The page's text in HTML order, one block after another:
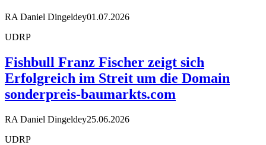
RA Daniel Dingeldey01.07.2026
UDRP
Fishbull Franz Fischer zeigt sich
Erfolgreich im Streit um die Domain
sonderpreis-baumarkts.com
RA Daniel Dingeldey25.06.2026
UDRP